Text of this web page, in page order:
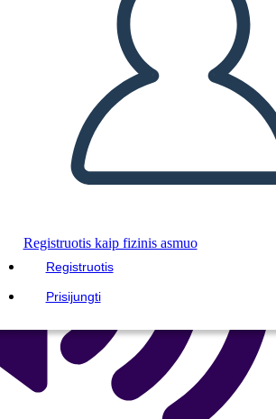
Registruotis kaip fizinis asmuo
Registruotis
Prisijungti
PALEISTI SKAIDRIŲ DEMONSTRACIJĄ
SKAITYK MAN